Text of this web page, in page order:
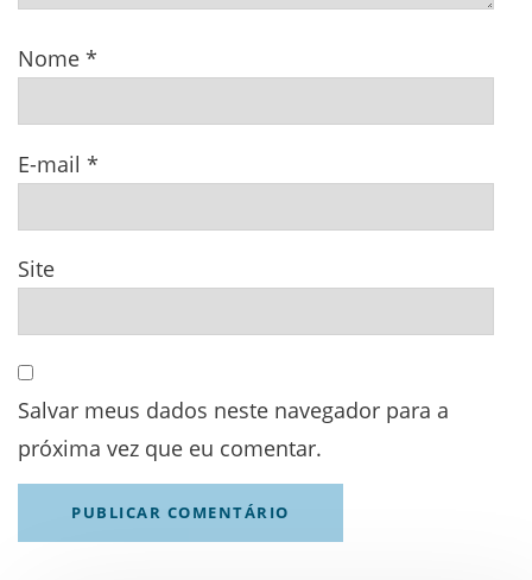
Nome *
E-mail *
Site
Salvar meus dados neste navegador para a
próxima vez que eu comentar.